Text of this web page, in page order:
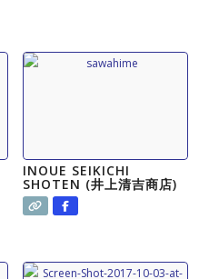
INOUE SEIKICHI
SHOTEN (井上清吉商店)